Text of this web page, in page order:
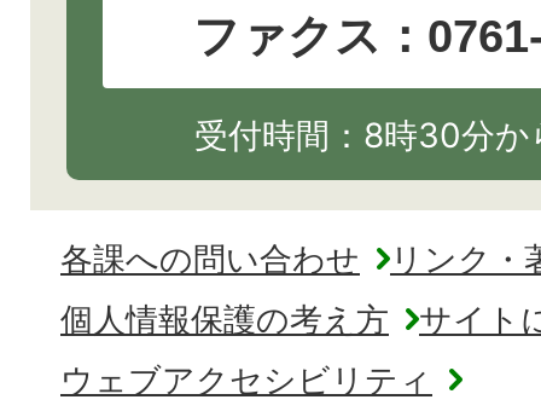
ファクス：
受付時間：8時30分
各課への問い合わせ
リンク・
個人情報保護の考え方
サイト
ウェブアクセシビリティ